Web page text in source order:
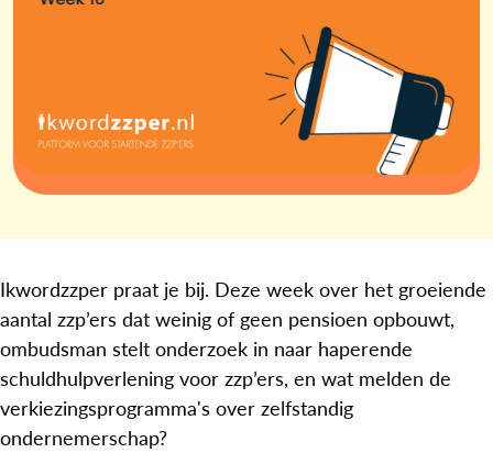
Ikwordzzper praat je bij. Deze week over het groeiende
aantal zzp’ers dat weinig of geen pensioen opbouwt,
ombudsman stelt onderzoek in naar haperende
schuldhulpverlening voor zzp’ers, en wat melden de
verkiezingsprogramma's over zelfstandig
ondernemerschap?